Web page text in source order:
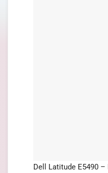
Dell Latitude E5490 –